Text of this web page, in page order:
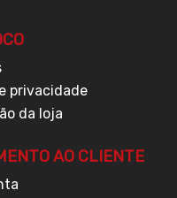
privacidade
da loja
AO CLIENTE